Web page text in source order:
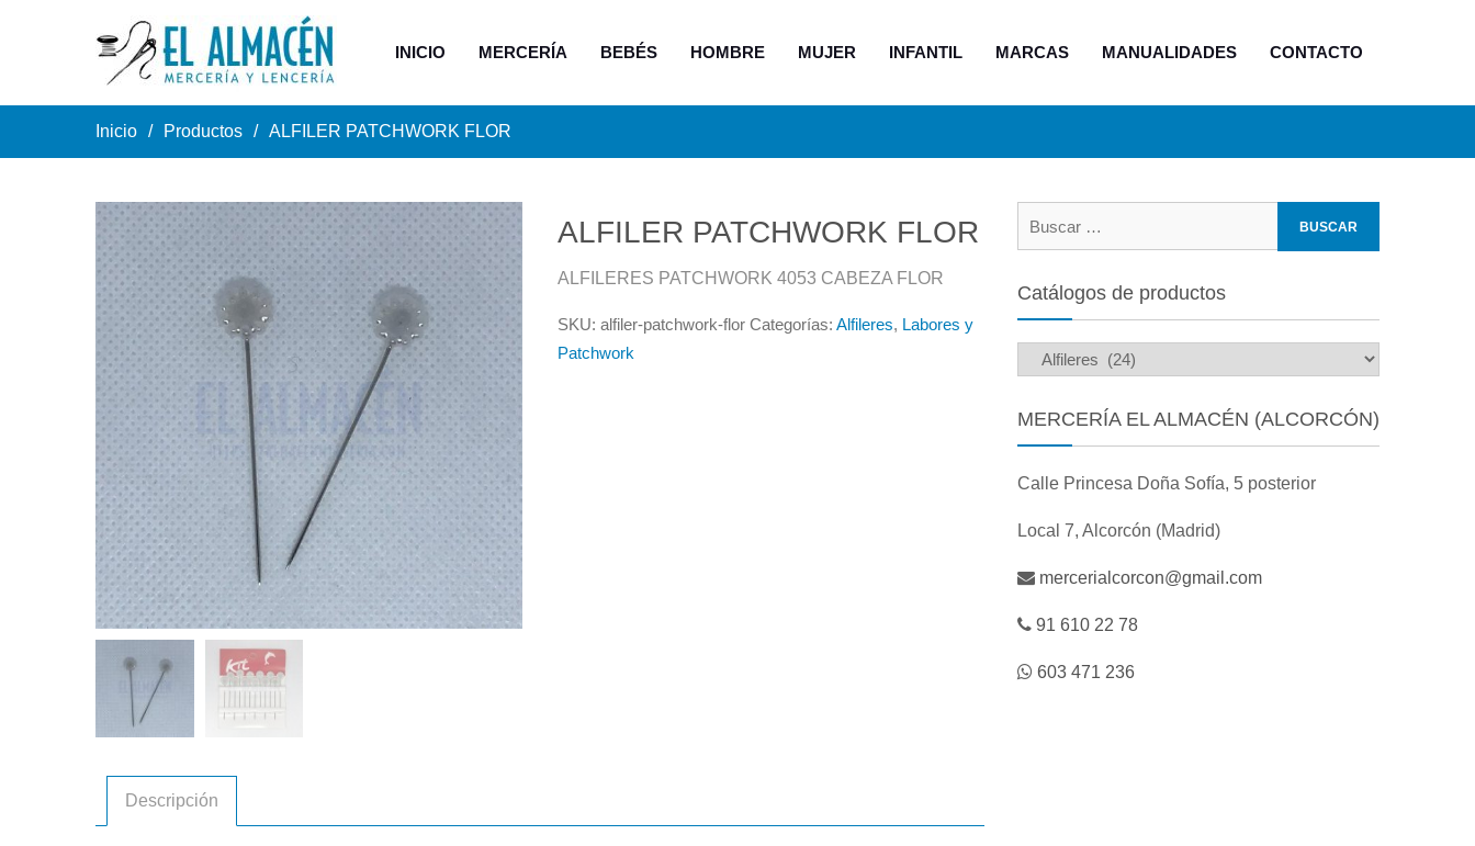
INICIO MERCERÍA BEBÉS HOMBRE MUJER INFANTIL MARCAS MANUALIDADES CONTACTO
Inicio Productos ALFILER PATCHWORK FLOR
ALFILER PATCHWORK FLOR
ALFILERES PATCHWORK 4053 CABEZA FLOR
SKU:alfiler-patchwork-flor Categorías:Alfileres, Labores y
Patchwork
Descripción
Catálogos de productos
MERCERÍA EL ALMACÉN (ALCORCÓN)
Calle Princesa Doña Sofía, 5 posterior
Local 7, Alcorcón (Madrid)
mercerialcorcon@gmail.com
91 610 22 78
603 471 236